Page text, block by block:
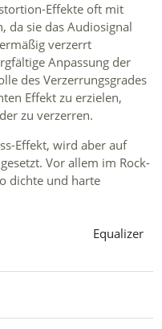
Effekte oft mit
da sie das Audiosignal
verzerrt
Anpassung der
des Verzerrungsgrades
Effekt zu erzielen,
zu verzerren.
Effekt, wird aber auf
Vor allem im Rock-
dichte und harte
Equalizer